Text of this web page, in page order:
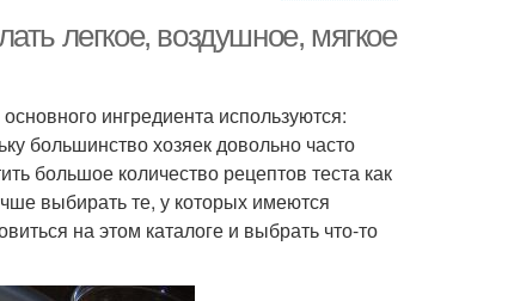
легкое, воздушное, мягкое
ингредиента используются:
большинство хозяек довольно часто
большое количество рецептов теста как
выбирать те, у которых имеются
на этом каталоге и выбрать что-то